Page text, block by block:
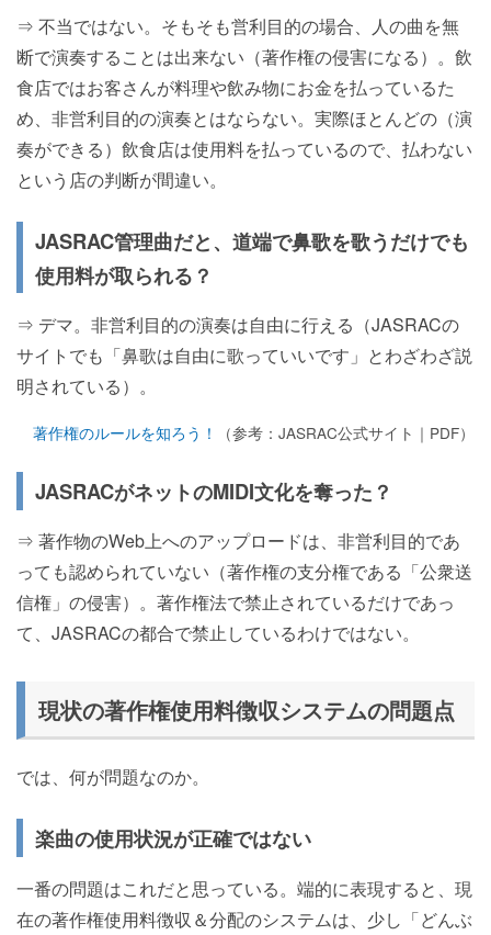
⇒ 不当ではない。そもそも営利目的の場合、人の曲を無
断で演奏することは出来ない（著作権の侵害になる）。飲
食店ではお客さんが料理や飲み物にお金を払っているた
め、非営利目的の演奏とはならない。実際ほとんどの（演
奏ができる）飲食店は使用料を払っているので、払わない
という店の判断が間違い。
JASRAC管理曲だと、道端で鼻歌を歌うだけでも
使用料が取られる？
⇒ デマ。非営利目的の演奏は自由に行える（JASRACの
サイトでも「鼻歌は自由に歌っていいです」とわざわざ説
明されている）。
著作権のルールを知ろう！ （参考：JASRAC公式サイト｜PDF）
JASRACがネットのMIDI文化を奪った？
⇒ 著作物のWeb上へのアップロードは、非営利目的であ
っても認められていない（著作権の支分権である「公衆送
信権」の侵害）。著作権法で禁止されているだけであっ
て、JASRACの都合で禁止しているわけではない。
現状の著作権使用料徴収システムの問題点
では、何が問題なのか。
楽曲の使用状況が正確ではない
一番の問題はこれだと思っている。端的に表現すると、現
在の著作権使用料徴収＆分配のシステムは、少し「どんぶ